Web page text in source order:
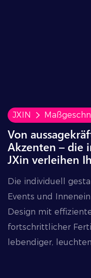
JXIN
Von
Akzenten – die
JXin verleihen
Die individuell
Events und
Design mit
fortschrittlicher
lebendiger,